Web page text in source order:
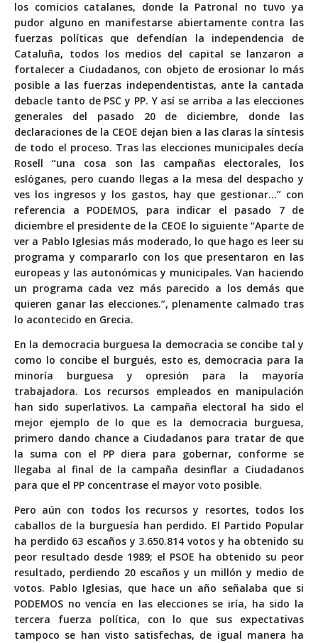
los comicios catalanes, donde la Patronal no tuvo ya
pudor alguno en manifestarse abiertamente contra las
fuerzas políticas que defendían la independencia de
Cataluña, todos los medios del capital se lanzaron a
fortalecer a Ciudadanos, con objeto de erosionar lo más
posible a las fuerzas independentistas, ante la cantada
debacle tanto de PSC y PP. Y así se arriba a las elecciones
generales del pasado 20 de diciembre, donde las
declaraciones de la CEOE dejan bien a las claras la síntesis
de todo el proceso. Tras las elecciones municipales decía
Rosell “una cosa son las campañas electorales, los
eslóganes, pero cuando llegas a la mesa del despacho y
ves los ingresos y los gastos, hay que gestionar…” con
referencia a PODEMOS, para indicar el pasado 7 de
diciembre el presidente de la CEOE lo siguiente “Aparte de
ver a Pablo Iglesias más moderado, lo que hago es leer su
programa y compararlo con los que presentaron en las
europeas y las autonómicas y municipales. Van haciendo
un programa cada vez más parecido a los demás que
quieren ganar las elecciones.”, plenamente calmado tras
lo acontecido en Grecia.
En la democracia burguesa la democracia se concibe tal y
como lo concibe el burgués, esto es, democracia para la
minoría burguesa y opresión para la mayoría
trabajadora. Los recursos empleados en manipulación
han sido superlativos. La campaña electoral ha sido el
mejor ejemplo de lo que es la democracia burguesa,
primero dando chance a Ciudadanos para tratar de que
la suma con el PP diera para gobernar, conforme se
llegaba al final de la campaña desinflar a Ciudadanos
para que el PP concentrase el mayor voto posible.
Pero aún con todos los recursos y resortes, todos los
caballos de la burguesía han perdido. El Partido Popular
ha perdido 63 escaños y 3.650.814 votos y ha obtenido su
peor resultado desde 1989; el PSOE ha obtenido su peor
resultado, perdiendo 20 escaños y un millón y medio de
votos. Pablo Iglesias, que hace un año señalaba que si
PODEMOS no vencía en las elecciones se iría, ha sido la
tercera fuerza política, con lo que sus expectativas
tampoco se han visto satisfechas, de igual manera ha